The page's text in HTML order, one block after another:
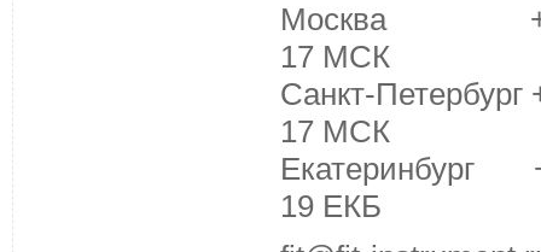
Москва +7
17 МСК
Санкт-
17 МСК
Екатеринбург
19 ЕКБ